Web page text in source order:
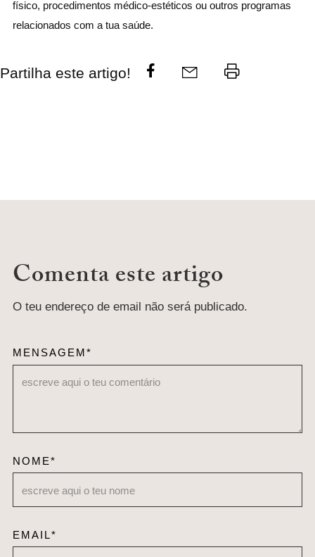
físico, procedimentos médico-estéticos ou outros programas
relacionados com a tua saúde.
Partilha este artigo!
Comenta este artigo
O teu endereço de email não será publicado.
MENSAGEM*
NOME*
EMAIL*